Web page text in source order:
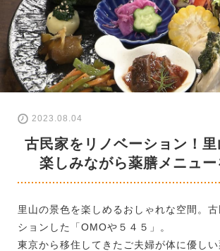
2023.08.04
古民家をリノベーション！
楽しみながら薬膳メニュー
里山の景色を楽しめるおしゃれな空間。
ションした「OMOや５４５」。
東京から移住してきたご夫婦が体に優し